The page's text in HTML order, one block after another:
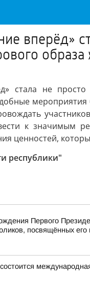
вперёд»
стала не
к значимым
ценностей,
республики"
Первого
посвящённых